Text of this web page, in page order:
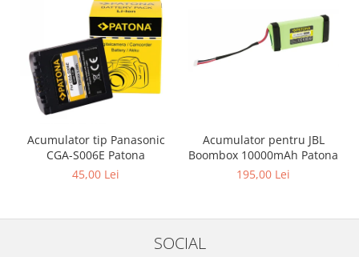
Acumulator tip Panasonic
CGA-S006E Patona
45,00 Lei
Acumulator pentru JBL
Boombox 10000mAh Patona
195,00 Lei
SOCIAL